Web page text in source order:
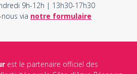
9h-12h | 13h30-17h30
via notre formulaire
est le partenaire officiel des